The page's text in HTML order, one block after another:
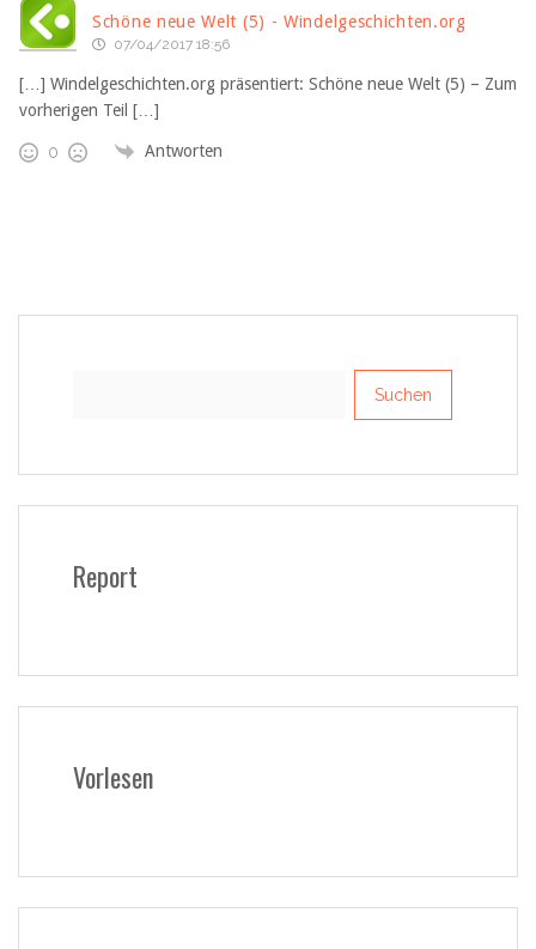
Schöne neue Welt (5) - Windelgeschichten.org
07/04/2017 18:56
[…] Windelgeschichten.org präsentiert: Schöne neue Welt (5) – Zum
vorherigen Teil […]
0 Antworten
Report
Vorlesen